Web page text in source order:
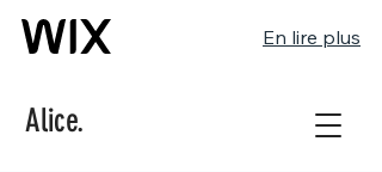
En lire plus